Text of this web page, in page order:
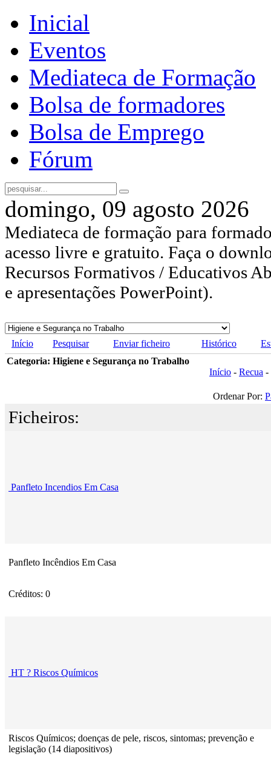
Inicial
Eventos
Mediateca de Formação
Bolsa de formadores
Bolsa de Emprego
Fórum
domingo, 09 agosto 2026
Mediateca de formação para
acesso livre e gratuito. Faça o
Recursos Formativos / Educativos
e apresentações PowerPoint).
Início Pesquisar Enviar ficheiro Histórico
Categoria: Higiene e Segurança no Trabalho
Início - Recua -
Ordenar Por:
Ficheiros:
Panfleto Incendios Em Casa
Panfleto Incêndios Em Casa
Créditos: 0
HT ? Riscos Químicos
Riscos Químicos; doenças de pele, riscos, sintomas; prevenção e
legislação (14 diapositivos)